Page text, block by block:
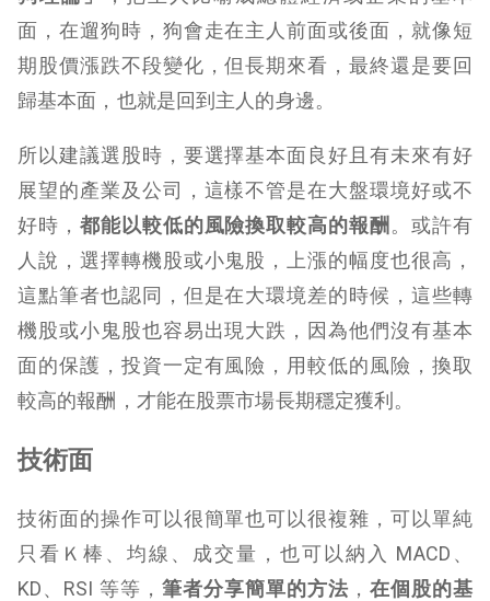
面，在遛狗時，狗會走在主人前面或後面，就像短
期股價漲跌不段變化，但長期來看，最終還是要回
歸基本面，也就是回到主人的身邊。
所以建議選股時，要選擇基本面良好且有未來有好
展望的產業及公司，這樣不管是在大盤環境好或不
好時， 都能以較低的風險換取較高的報酬 。或許有
人說，選擇轉機股或小鬼股，上漲的幅度也很高，
這點筆者也認同，但是在大環境差的時候，這些轉
機股或小鬼股也容易出現大跌，因為他們沒有基本
面的保護，投資一定有風險，用較低的風險，換取
較高的報酬，才能在股票市場長期穩定獲利。
技術面
技術面的操作可以很簡單也可以很複雜，可以單純
只看Ｋ棒、均線、成交量，也可以納入 MACD、
KD、RSI 等等， 筆者分享簡單的方法， 在個股的基